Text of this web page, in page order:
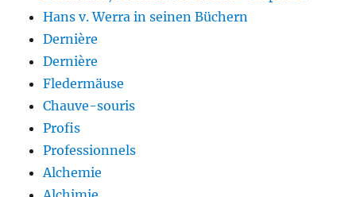
Hans v. Werra in seinen Büchern
Dernière
Dernière
Fledermäuse
Chauve-souris
Profis
Professionnels
Alchemie